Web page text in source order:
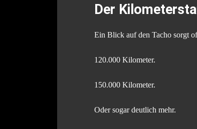
Der
Ein Blick auf den Tacho sorgt
120.000 Kilometer.
150.000 Kilometer.
Oder sogar deutlich mehr.